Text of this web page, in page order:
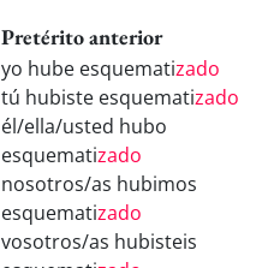
Pretérito anterior
yo hube esquematizado
tú hubiste esquematizado
él/ella/usted hubo
esquematizado
nosotros/as hubimos
esquematizado
vosotros/as hubisteis